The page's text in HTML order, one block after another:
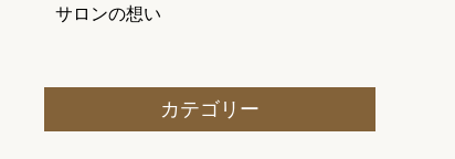
サロンの想い
カテゴリー